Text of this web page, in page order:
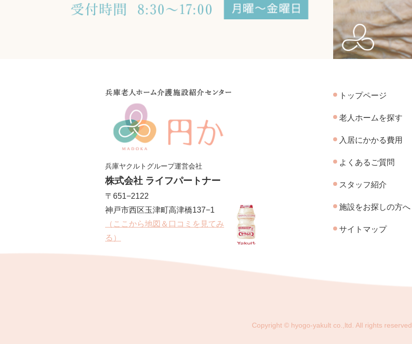
兵庫ヤクルトグループ運営会社
株式会社 ライフパートナー
〒651−2122
神戸市西区玉津町高津橋137−1
（ここから地図＆口コミを見てみ
る）
トップページ
老人ホームを探す
入居にかかる費用
よくあるご質問
スタッフ紹介
施設をお探しの方へ
サイトマップ
Copyright © hyogo-yakult co.,ltd.All rights reserved.